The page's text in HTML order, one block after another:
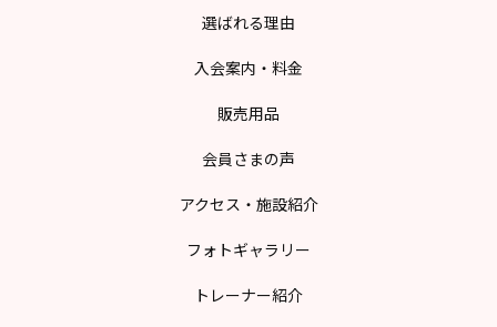
選ばれる理由
入会案内・料金
販売用品
会員さまの声
アクセス・施設紹介
フォトギャラリー
トレーナー紹介